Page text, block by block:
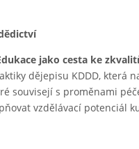
jako cesta ke
dějepisu KDDD, která
souvisejí s proměnami
vzdělávací potenciál